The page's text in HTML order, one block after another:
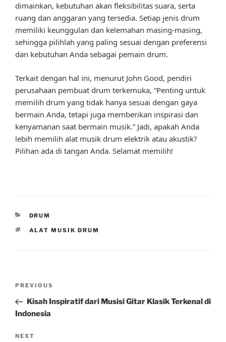
dimainkan, kebutuhan akan fleksibilitas suara, serta
ruang dan anggaran yang tersedia. Setiap jenis drum
memiliki keunggulan dan kelemahan masing-masing,
sehingga pilihlah yang paling sesuai dengan preferensi
dan kebutuhan Anda sebagai pemain drum.
Terkait dengan hal ini, menurut John Good, pendiri
perusahaan pembuat drum terkemuka, “Penting untuk
memilih drum yang tidak hanya sesuai dengan gaya
bermain Anda, tetapi juga memberikan inspirasi dan
kenyamanan saat bermain musik.” Jadi, apakah Anda
lebih memilih alat musik drum elektrik atau akustik?
Pilihan ada di tangan Anda. Selamat memilih!
CATEGORIES
DRUM
TAGS
ALAT MUSIK DRUM
Previous
Post
PREVIOUS
Kisah Inspiratif dari Musisi Gitar Klasik Terkenal di
Indonesia
Next
NEXT